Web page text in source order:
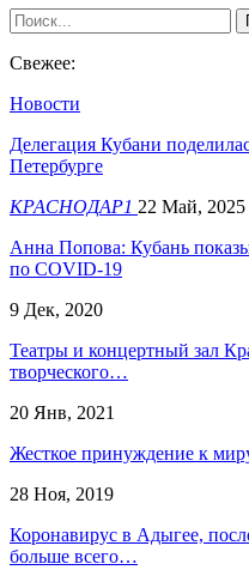
Свежее:
Новости
Делегация Кубани
Петербурге
КРАСНОДАР1 22 Май, 2025
Анна Попова: Кубань
по COVID-19
9 Дек, 2020
Театры и концертный зал
творческого…
20 Янв, 2021
Жесткое принуждение к
28 Ноя, 2019
Коронавирус в Адыгее,
больше всего…